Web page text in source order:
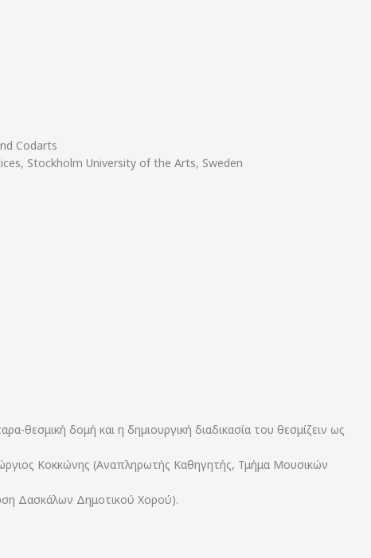
Codarts
Stockholm University of the Arts, Sweden
δομή και η δημιουργική διαδικασία του θεσμίζειν ως
Κοκκώνης (Αναπληρωτής Καθηγητής, Τμήμα Μουσικών
Δασκάλων Δημοτικού Χορού).